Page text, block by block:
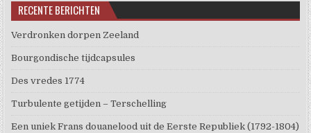
RECENTE BERICHTEN
Verdronken dorpen Zeeland
Bourgondische tijdcapsules
Des vredes 1774
Turbulente getijden – Terschelling
Een uniek Frans douanelood uit de Eerste Republiek (1792-1804)